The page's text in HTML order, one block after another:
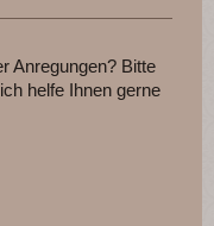
Anregungen? Bitte
helfe Ihnen gerne